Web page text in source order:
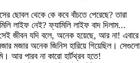
ছোবল থেকে কে কবে বাঁচতে পেরেছে? তারা
লাইফ নেই? ফ্যামিলি লাইফ বাদ দিলাম...
জীবন যদি বলে, অনেক হয়েছে, আর না! এবারে
মজার অনেক জিনিস হারিয়ে গিয়েছিল। সেগুলো
পারব না কারো হার্টথ্রব হতে!